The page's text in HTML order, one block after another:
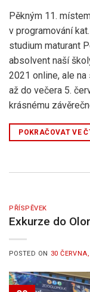
Pěkným 11.
v programování
studium maturant
absolvent naší
2021 online, ale
až do večera 5.
krásnému
POKRAČOVAT VE
PŘÍSPĚVEK
Exkurze do
POSTED ON 30